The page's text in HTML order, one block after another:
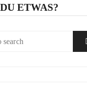
ETWAS?